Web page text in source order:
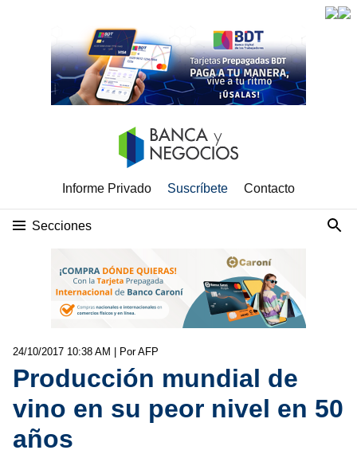
Informe Privado Suscríbete Contacto
Secciones
24/10/2017 10:38 AM | Por AFP
Producción mundial de
vino en su peor nivel en 50
años